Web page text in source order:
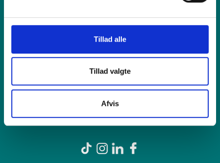
Tillad alle
Tillad valgte
Afvis